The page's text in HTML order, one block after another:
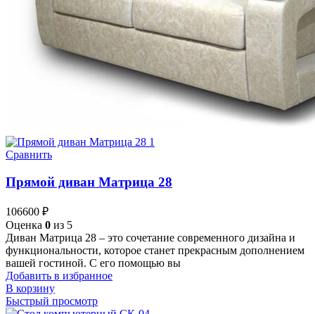
Сравнить
Прямой диван Матрица 28
106600 ₽
Оценка 0 из 5
Диван Матрица 28 – это сочетание современного дизайна и
функциональности, которое станет прекрасным дополнением
вашей гостиной. С его помощью вы
Добавить в избранное
В корзину
Быстрый просмотр